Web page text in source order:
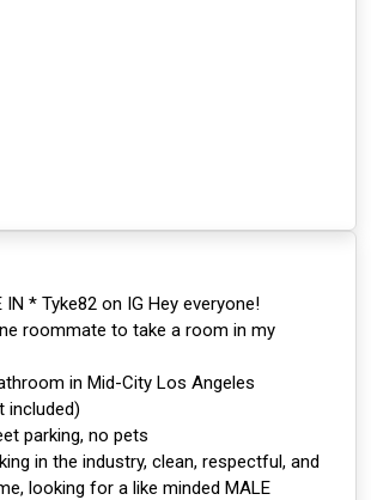
IN * Tyke82 on IG Hey everyone!
roommate to take a room in my
in Mid-City Los Angeles
included)
parking, no pets
in the industry, clean, respectful, and
looking for a like minded MALE